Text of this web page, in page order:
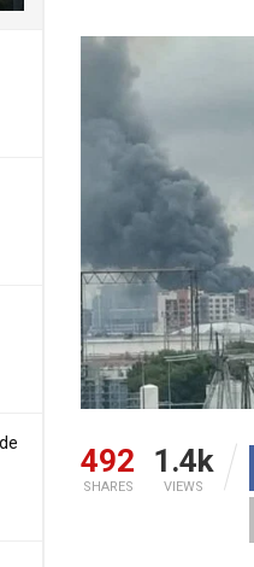
492
SHARES
1.4k
VIEWS